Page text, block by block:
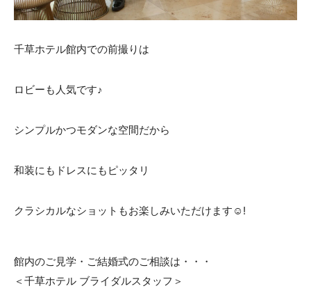
千草ホテル公式サイト
千草ホテル館内での前撮りは
ロビーも人気です♪
シンプルかつモダンな空間だから
和装にもドレスにもピッタリ
クラシカルなショットもお楽しみいただけます☺!
館内のご見学・ご結婚式のご相談は・・・
＜千草ホテル ブライダルスタッフ＞